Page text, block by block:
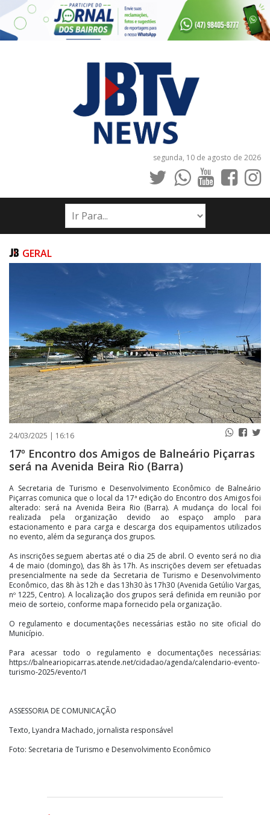
segunda, 10 de agosto de 2026
INÍCIO
NOTÍCIAS
PUBLICAÇÕES LEGAIS
CONTATO
GERAL
24/03/2025 | 16:16
17º Encontro dos Amigos de Balneário Piçarras
será na Avenida Beira Rio (Barra)
A Secretaria de Turismo e Desenvolvimento Econômico de Balneário
Piçarras comunica que o local da 17ª edição do Encontro dos Amigos foi
alterado: será na Avenida Beira Rio (Barra). A mudança do local foi
realizada pela organização devido ao espaço amplo para
estacionamento e para carga e descarga dos equipamentos utilizados
no evento, além da segurança dos grupos.
As inscrições seguem abertas até o dia 25 de abril. O evento será no dia
4 de maio (domingo), das 8h às 17h. As inscrições devem ser efetuadas
presencialmente na sede da Secretaria de Turismo e Desenvolvimento
Econômico, das 8h às 12h e das 13h30 às 17h30 (Avenida Getúlio Vargas,
nº 1225, Centro). A localização dos grupos será definida em reunião por
meio de sorteio, conforme mapa fornecido pela organização.
O regulamento e documentações necessárias estão no site oficial do
Município.
Para acessar todo o regulamento e documentações necessárias:
https://balneariopicarras.atende.net/cidadao/agenda/calendario-evento-
turismo-2025/evento/1
ASSESSORIA DE COMUNICAÇÃO
Texto, Lyandra Machado, jornalista responsável
Foto: Secretaria de Turismo e Desenvolvimento Econômico